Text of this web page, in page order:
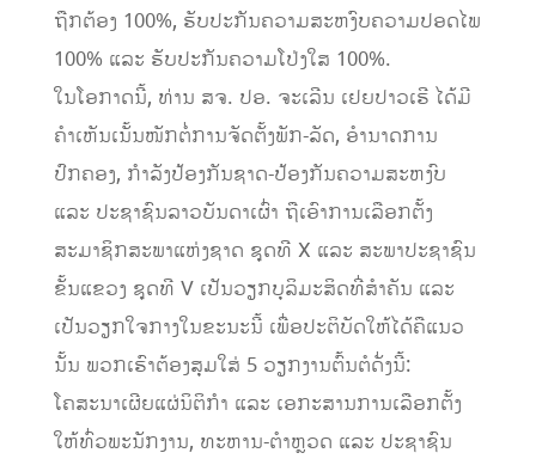
ຖືກຕ້ອງ 100%, ຮັບປະກັນຄວາມສະຫງົບຄວາມປອດໄພ
100% ແລະ ຮັບປະກັນຄວາມໂປ່ງໃສ 100%.
ໃນໂອກາດນີ້, ທ່ານ ສຈ. ປອ. ຈະເລີນ ເຢຍປາວເຮີ ໄດ້ມີ
ຄຳເຫັນເນັ້ນໜັກຕໍ່ການຈັດຕັ້ງພັກ-ລັດ, ອຳນາດການ
ປົກຄອງ, ກຳລັງປ້ອງກັນຊາດ-ປ້ອງກັນຄວາມສະຫງົບ
ແລະ ປະຊາຊົນລາວບັນດາເຜົ່າ ຖືເອົາການເລືອກຕັ້ງ
ສະມາຊິກສະພາແຫ່ງຊາດ ຊຸດທີ X ແລະ ສະພາປະຊາຊົນ
ຂັ້ນແຂວງ ຊຸດທີ V ເປັນວຽກບຸລິມະສິດທີ່ສໍາຄັນ ແລະ
ເປັນວຽກໃຈກາງໃນຂະນະນີ້ ເພື່ອປະຕິບັດໃຫ້ໄດ້ຄືແນວ
ນັ້ນ ພວກເຮົາຕ້ອງສຸມໃສ່ 5 ວຽກງານຕົ້ນຕໍດັ່ງນີ້:
ໂຄສະນາເຜີຍແຜ່ນິຕິກຳ ແລະ ເອກະສານການເລືອກຕັ້ງ
ໃຫ້ທົ່ວພະນັກງານ, ທະຫານ-ຕໍາຫຼວດ ແລະ ປະຊາຊົນ